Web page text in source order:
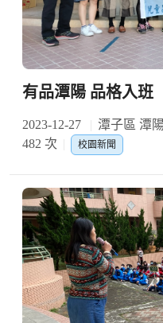
有品潭陽 品格入班
2023-12-27 潭子區 潭
482 次
校園新聞